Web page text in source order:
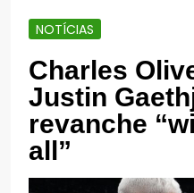
NOTÍCIAS
Charles
Justin
revanche
all”